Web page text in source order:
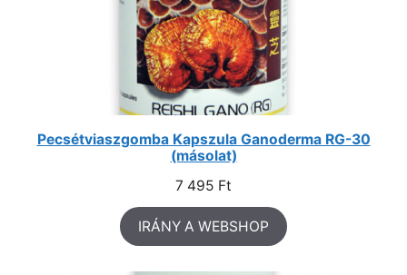
Pecsétviaszgomba Kapszula Ganoderma RG-30
(másolat)
7 495 Ft
IRÁNY A WEBSHOP